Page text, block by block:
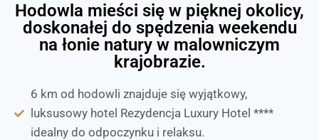
Hodowla mieści się w pięknej okolicy,
doskonałej do spędzenia weekendu
na łonie natury w malowniczym
krajobrazie.
6 km od hodowli znajduje się wyjątkowy,
luksusowy hotel Rezydencja Luxury Hotel ****
idealny do odpoczynku i relaksu.